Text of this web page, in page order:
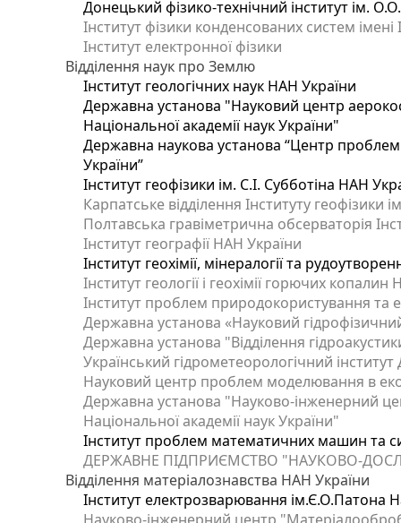
Донецький фізико-технічний інститут ім.
Інститут фізики конденсованих систем
Інститут електронної фізики
Відділення наук про Землю
Інститут геологічних наук НАН України
Державна установа "Науковий центр
Національної академії наук України"
Державна наукова установа “Центр проблем
України”
Інститут геофізики ім. С.І. Субботіна НАН
Карпатське відділення Інституту геофізики
Полтавська гравіметрична обсерваторія
Інститут географії НАН України
Інститут геохімії, мінералогії та
Інститут геології і геохімії горючих
Інститут проблем природокористування та
Державна установа «Науковий
Державна установа "Відділення
Український гідрометеорологічний
Науковий центр проблем моделювання в
Державна установа "Науково-інженерний
Національної академії наук України"
Інститут проблем математичних машин та
ДЕРЖАВНЕ ПІДПРИЄМСТВО "НАУКОВО-
Відділення матеріалознавства НАН України
Інститут електрозварювання ім.Є.О.Патона